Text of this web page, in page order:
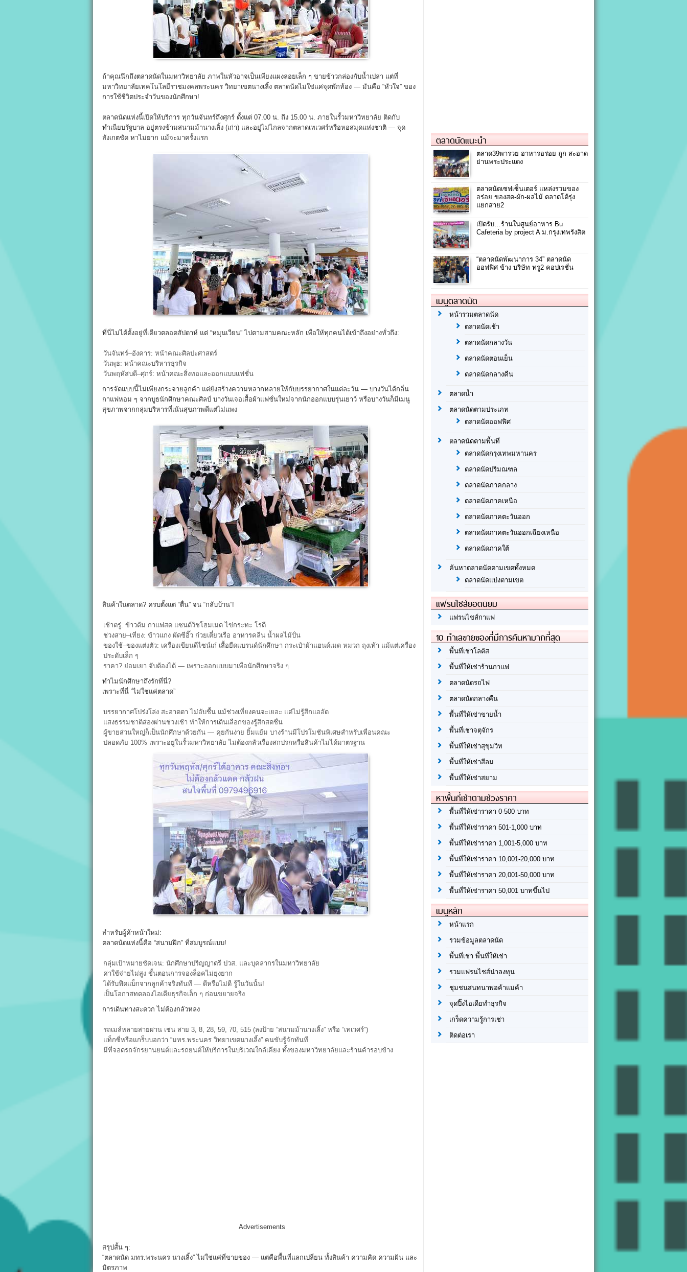
ถ้าคุณนึกถึงตลาดนัดในมหาวิทยาลัย ภาพในหัวอาจเป็นเพียงแผงลอยเล็ก ๆ ขายข้าวกล่องกับน้ำเปล่า แต่ที่
มหาวิทยาลัยเทคโนโลยีราชมงคลพระนคร วิทยาเขตนางเลิ้ง ตลาดนัดไม่ใช่แค่จุดพักท้อง — มันคือ “หัวใจ” ของ
การใช้ชีวิตประจำวันของนักศึกษา!
ตลาดนัดแห่งนี้เปิดให้บริการ ทุกวันจันทร์ถึงศุกร์ ตั้งแต่ 07.00 น. ถึง 15.00 น. ภายในรั้วมหาวิทยาลัย ติดกับ
ทำเนียบรัฐบาล อยู่ตรงข้ามสนามม้านางเลิ้ง (เก่า) และอยู่ไม่ไกลจากตลาดเทเวศร์หรือหอสมุดแห่งชาติ — จุด
สังเกตชัด หาไม่ยาก แม้จะมาครั้งแรก
ที่นี่ไม่ได้ตั้งอยู่ที่เดียวตลอดสัปดาห์ แต่ “หมุนเวียน” ไปตามสามคณะหลัก เพื่อให้ทุกคนได้เข้าถึงอย่างทั่วถึง:
วันจันทร์–อังคาร: หน้าคณะศิลปะศาสตร์
วันพุธ: หน้าคณะบริหารธุรกิจ
วันพฤหัสบดี–ศุกร์: หน้าคณะสิ่งทอและออกแบบแฟชั่น
การจัดแบบนี้ไม่เพียงกระจายลูกค้า แต่ยังสร้างความหลากหลายให้กับบรรยากาศในแต่ละวัน — บางวันได้กลิ่น
กาแฟหอม ๆ จากบูธนักศึกษาคณะศิลป์ บางวันเจอเสื้อผ้าแฟชั่นใหม่จากนักออกแบบรุ่นเยาว์ หรือบางวันก็มีเมนู
สุขภาพจากกลุ่มบริหารที่เน้นสุขภาพดีแต่ไม่แพง
สินค้าในตลาด? ครบตั้งแต่ “ตื่น” จน “กลับบ้าน”!
เช้าตรู่: ข้าวต้ม กาแฟสด แซนด์วิชโฮมเมด ไข่กระทะ โรตี
ช่วงสาย–เที่ยง: ข้าวแกง ผัดซีอิ๊ว ก๋วยเตี๋ยวเรือ อาหารคลีน น้ำผลไม้ปั่น
ของใช้–ของแต่งตัว: เครื่องเขียนดีไซน์เก๋ เสื้อยืดแบรนด์นักศึกษา กระเป๋าผ้าแฮนด์เมด หมวก ถุงเท้า แม้แต่เครื่อง
ประดับเล็ก ๆ
ราคา? ย่อมเยา จับต้องได้ — เพราะออกแบบมาเพื่อนักศึกษาจริง ๆ
ทำไมนักศึกษาถึงรักที่นี่?
เพราะที่นี่ “ไม่ใช่แค่ตลาด”
บรรยากาศโปร่งโล่ง สะอาดตา ไม่อับชื้น แม้ช่วงเที่ยงคนจะเยอะ แต่ไม่รู้สึกแออัด
แสงธรรมชาติส่องผ่านช่วงเช้า ทำให้การเดินเลือกของรู้สึกสดชื่น
ผู้ขายส่วนใหญ่ก็เป็นนักศึกษาด้วยกัน — คุยกันง่าย ยิ้มแย้ม บางร้านมีโปรโมชันพิเศษสำหรับเพื่อนคณะ
ปลอดภัย 100% เพราะอยู่ในรั้วมหาวิทยาลัย ไม่ต้องกลัวเรื่องสกปรกหรือสินค้าไม่ได้มาตรฐาน
สำหรับผู้ค้าหน้าใหม่:
ตลาดนัดแห่งนี้คือ “สนามฝึก” ที่สมบูรณ์แบบ!
กลุ่มเป้าหมายชัดเจน: นักศึกษาปริญญาตรี ปวส. และบุคลากรในมหาวิทยาลัย
ค่าใช้จ่ายไม่สูง ขั้นตอนการจองล็อคไม่ยุ่งยาก
ได้รับฟีดแบ็กจากลูกค้าจริงทันที — ดีหรือไม่ดี รู้ในวันนั้น!
เป็นโอกาสทดลองไอเดียธุรกิจเล็ก ๆ ก่อนขยายจริง
การเดินทางสะดวก ไม่ต้องกลัวหลง
รถเมล์หลายสายผ่าน เช่น สาย 3, 8, 28, 59, 70, 515 (ลงป้าย “สนามม้านางเลิ้ง” หรือ “เทเวศร์”)
แท็กซี่หรือแกร็บบอกว่า “มทร.พระนคร วิทยาเขตนางเลิ้ง” คนขับรู้จักทันที
มีที่จอดรถจักรยานยนต์และรถยนต์ให้บริการในบริเวณใกล้เคียง ทั้งของมหาวิทยาลัยและร้านค้ารอบข้าง
Advertisements
สรุปสั้น ๆ:
“ตลาดนัด มทร.พระนคร นางเลิ้ง” ไม่ใช่แค่ที่ขายของ — แต่คือพื้นที่แลกเปลี่ยน ทั้งสินค้า ความคิด ความฝัน และ
มิตรภาพ
ตลาดนัดแนะนำ
ตลาด39พารวย อาหารอร่อย ถูก สะอาด
ย่านพระประแดง
ตลาดนัดเซฟเซ็นเตอร์ แหล่งรวมของ
อร่อย ของสด-ผัก-ผลไม้ ตลาดโต้รุ่ง
แยกสาย2
เปิดรับ…ร้านในศูนย์อาหาร Bu
Cafeteria by project A ม.กรุงเทพรังสิต
“ตลาดนัดพัฒนาการ 34” ตลาดนัด
ออฟฟิศ ข้าง บริษัท ทรู2 คอปเรชั่น
เมนูตลาดนัด
หน้ารวมตลาดนัด
ตลาดนัดเช้า
ตลาดนัดกลางวัน
ตลาดนัดตอนเย็น
ตลาดนัดกลางคืน
ตลาดน้ำ
ตลาดนัดตามประเภท
ตลาดนัดออฟฟิศ
ตลาดนัดตามพื้นที่
ตลาดนัดกรุงเทพมหานคร
ตลาดนัดปริมณฑล
ตลาดนัดภาคกลาง
ตลาดนัดภาคเหนือ
ตลาดนัดภาคตะวันออก
ตลาดนัดภาคตะวันออกเฉียงเหนือ
ตลาดนัดภาคใต้
ค้นหาตลาดนัดตามเขตทั้งหมด
ตลาดนัดแบ่งตามเขต
แฟรนไชส์ยอดนิยม
แฟรนไชส์กาแฟ
10 ทำเลขายของที่มีการค้นหามากที่สุด
พื้นที่เช่าโลตัส
พื้นที่ให้เช่าร้านกาแฟ
ตลาดนัดรถไฟ
ตลาดนัดกลางคืน
พื้นที่ให้เช่าขายน้ำ
พื้นที่เช่าจตุจักร
พื้นที่ให้เช่าสุขุมวิท
พื้นที่ให้เช่าสีลม
พื้นที่ให้เช่าสยาม
หาพื้นที่เช่าตามช่วงราคา
พื้นที่ให้เช่าราคา 0-500 บาท
พื้นที่ให้เช่าราคา 501-1,000 บาท
พื้นที่ให้เช่าราคา 1,001-5,000 บาท
พื้นที่ให้เช่าราคา 10,001-20,000 บาท
พื้นที่ให้เช่าราคา 20,001-50,000 บาท
พื้นที่ให้เช่าราคา 50,001 บาทขึ้นไป
เมนูหลัก
หน้าแรก
รวมข้อมูลตลาดนัด
พื้นที่เช่า พื้นที่ให้เช่า
รวมแฟรนไชส์น่าลงทุน
ชุมชนสนทนาพ่อค้าแม่ค้า
จุดปิ๊งไอเดียทำธุรกิจ
เกร็ดความรู้การเช่า
ติดต่อเรา